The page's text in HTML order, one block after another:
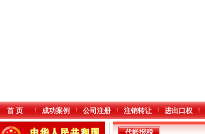
首 页 成功案例 公司注册 注销转让 进出口权
代帐报税